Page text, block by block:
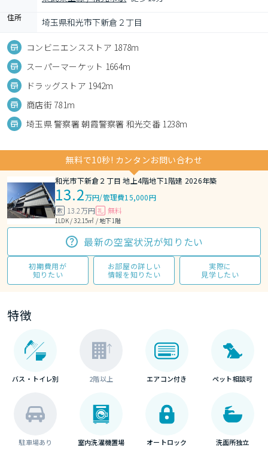
住所 埼玉県和光市下新倉２丁目
コンビニエンスストア 1878m
スーパーマーケット 1664m
ドラッグストア 1942m
商店街 781m
埼玉県 警察署 朝霞警察署 和光交番 1238m
無料で10秒! カンタンお問い合わせ
和光市下新倉２丁目 地上4階地下1階建 2026年築
13.2万円/管理費15,000円
敷 13.2万円 礼 無料
1LDK / 32.15㎡ / 地下1階
最新の空室状況が知りたい
初期費用が
知りたい
お部屋の詳しい
情報を知りたい
実際に
見学したい
特徴
バス・トイレ別 2階以上 エアコン付き ペット相談可
駐車場あり 室内洗濯機置場 オートロック 洗面所独立